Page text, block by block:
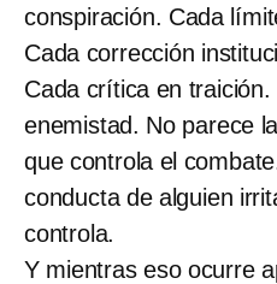
conspiración. Cada
Cada corrección
Cada crítica en
enemistad. No parece
que controla el
conducta de alguien
controla.
Y mientras eso ocurre